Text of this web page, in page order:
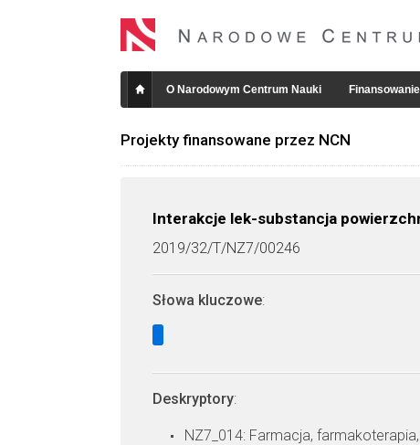
O Narodowym Centrum Nauki
Projekty finansowane przez NCN
Interakcje lek-substancja
2019/32/T/NZ7/00246
Słowa kluczowe:
Deskryptory:
NZ7_014: Farmacja,